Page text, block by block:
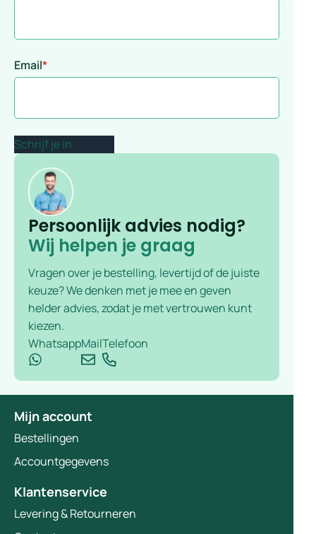
Email*
Persoonlijk advies nodig?
Wij helpen je graag
Vragen over je bestelling, levertijd of de juiste
keuze? We denken met je mee en geven
helder advies, zodat je met vertrouwen kunt
kiezen.
WhatsappMailTelefoon
Mijn account
Bestellingen
Accountgegevens
Klantenservice
Levering & Retourneren